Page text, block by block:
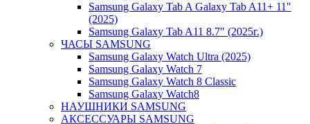
Samsung Galaxy Tab A Galaxy Tab A11+ 11"
(2025)
Samsung Galaxy Tab A11 8.7" (2025г.)
ЧАСЫ SAMSUNG
Samsung Galaxy Watch Ultra (2025)
Samsung Galaxy Watch 7
Samsung Galaxy Watch 8 Classic
Samsung Galaxy Watch8
НАУШНИКИ SAMSUNG
АКСЕССУАРЫ SAMSUNG